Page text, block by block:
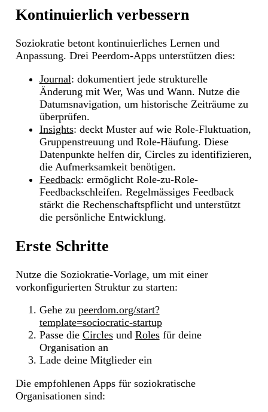
Kontinuierlich verbessern
Soziokratie betont kontinuierliches Lernen und
Anpassung. Drei Peerdom-Apps unterstützen dies:
Journal: dokumentiert jede strukturelle
Änderung mit Wer, Was und Wann. Nutze die
Datumsnavigation, um historische Zeiträume zu
überprüfen.
Insights: deckt Muster auf wie Role-Fluktuation,
Gruppenstreuung und Role-Häufung. Diese
Datenpunkte helfen dir, Circles zu identifizieren,
die Aufmerksamkeit benötigen.
Feedback: ermöglicht Role-zu-Role-
Feedbackschleifen. Regelmässiges Feedback
stärkt die Rechenschaftspflicht und unterstützt
die persönliche Entwicklung.
Erste Schritte
Nutze die Soziokratie-Vorlage, um mit einer
vorkonfigurierten Struktur zu starten:
Gehe zu peerdom.org/start?
template=sociocratic-startup
Passe die Circlesund Rolesfür deine
Organisation an
Lade deine Mitglieder ein
Die empfohlenen Apps für soziokratische
Organisationen sind: